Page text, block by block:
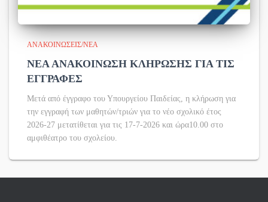
ΑΝΑΚΟΙΝΏΣΕΙΣ/ΝΈΑ
ΝΕΑ ΑΝΑΚΟΙΝΩΣΗ ΚΛΗΡΩΣΗΣ ΓΙΑ ΤΙΣ
ΕΓΓΡΑΦΕΣ
Μετά από έγγραφο του Υπουργείου Παιδείας, η κλήρωση για
την εγγραφή των μαθητών/τριών για το νέο σχολικό έτος
2026-27 μετατίθεται για τις 17-7-2026 και ώρα10.00 στο
αμφιθέατρο του σχολείου.